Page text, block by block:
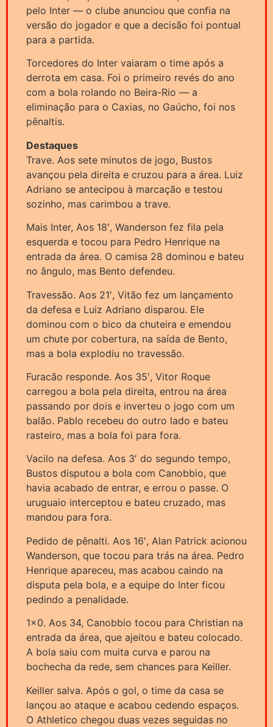
pelo Inter — o clube anunciou que confia na
versão do jogador e que a decisão foi pontual
para a partida.
Torcedores do Inter vaiaram o time após a
derrota em casa. Foi o primeiro revés do ano
com a bola rolando no Beira-Rio — a
eliminação para o Caxias, no Gaúcho, foi nos
pênaltis.
Destaques
Trave. Aos sete minutos de jogo, Bustos
avançou pela direita e cruzou para a área. Luiz
Adriano se antecipou à marcação e testou
sozinho, mas carimbou a trave.
Mais Inter, Aos 18′, Wanderson fez fila pela
esquerda e tocou para Pedro Henrique na
entrada da área. O camisa 28 dominou e bateu
no ângulo, mas Bento defendeu.
Travessão. Aos 21′, Vitão fez um lançamento
da defesa e Luiz Adriano disparou. Ele
dominou com o bico da chuteira e emendou
um chute por cobertura, na saída de Bento,
mas a bola explodiu no travessão.
Furacão responde. Aos 35′, Vitor Roque
carregou a bola pela direita, entrou na área
passando por dois e inverteu o jogo com um
balão. Pablo recebeu do outro lado e bateu
rasteiro, mas a bola foi para fora.
Vacilo na defesa. Aos 3′ do segundo tempo,
Bustos disputou a bola com Canobbio, que
havia acabado de entrar, e errou o passe. O
uruguaio interceptou e bateu cruzado, mas
mandou para fora.
Pedido de pênalti. Aos 16′, Alan Patrick acionou
Wanderson, que tocou para trás na área. Pedro
Henrique apareceu, mas acabou caindo na
disputa pela bola, e a equipe do Inter ficou
pedindo a penalidade.
1×0. Aos 34, Canobbio tocou para Christian na
entrada da área, que ajeitou e bateu colocado.
A bola saiu com muita curva e parou na
bochecha da rede, sem chances para Keiller.
Keiller salva. Após o gol, o time da casa se
lançou ao ataque e acabou cedendo espaços.
O Athletico chegou duas vezes seguidas no